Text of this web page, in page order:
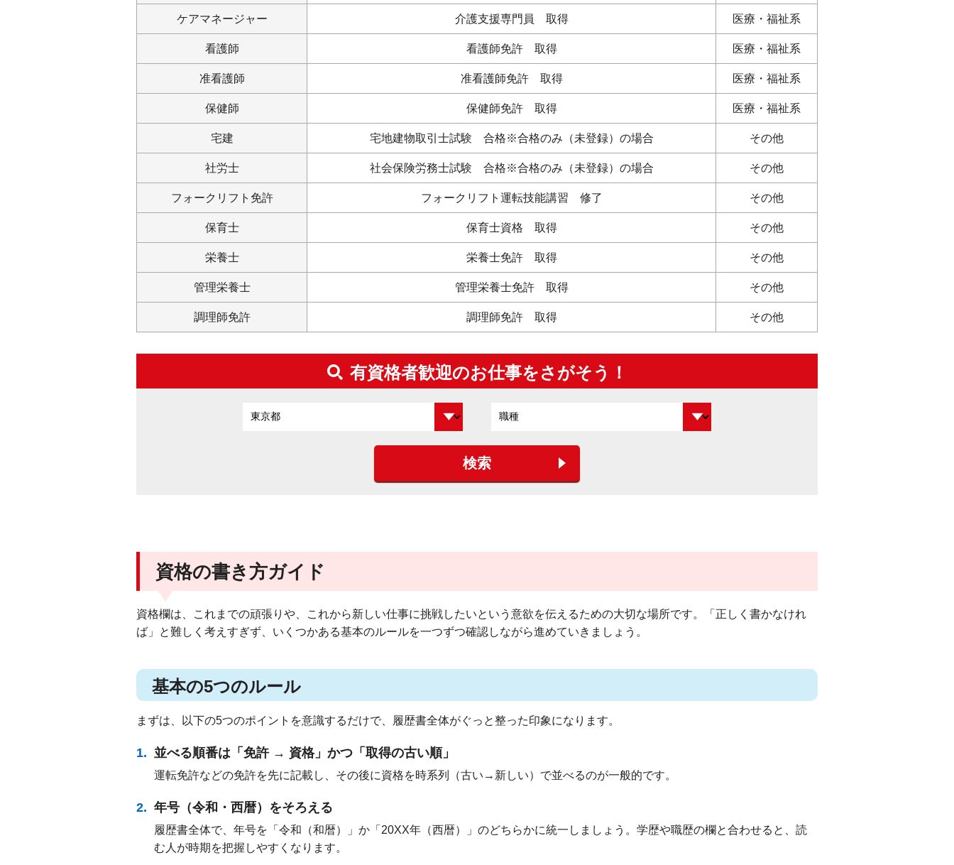
ケアマネージャー 介護支援専門員 取得 医療・福祉系
看護師 看護師免許 取得 医療・福祉系
准看護師 准看護師免許 取得 医療・福祉系
保健師 保健師免許 取得 医療・福祉系
宅建 宅地建物取引士試験 合格※合格のみ（未登録）の場合 その他
社労士 社会保険労務士試験 合格※合格のみ（未登録）の場合 その他
フォークリフト免許 フォークリフト運転技能講習 修了 その他
保育士 保育士資格 取得 その他
栄養士 栄養士免許 取得 その他
管理栄養士 管理栄養士免許 取得 その他
調理師免許 調理師免許 取得 その他
有資格者歓迎のお仕事をさがそう！
検索
資格の書き方ガイド
資格欄は、これまでの頑張りや、これから新しい仕事に挑戦したいという意欲を伝えるための大切な場所です。「正しく書かなけれ
ば」と難しく考えすぎず、いくつかある基本のルールを一つずつ確認しながら進めていきましょう。
基本の5つのルール
まずは、以下の5つのポイントを意識するだけで、履歴書全体がぐっと整った印象になります。
並べる順番は「免許 → 資格」かつ「取得の古い順」
運転免許などの免許を先に記載し、その後に資格を時系列（古い→新しい）で並べるのが一般的です。
年号（令和・西暦）をそろえる
履歴書全体で、年号を「令和（和暦）」か「20XX年（西暦）」のどちらかに統一しましょう。学歴や職歴の欄と合わせると、読
む人が時期を把握しやすくなります。